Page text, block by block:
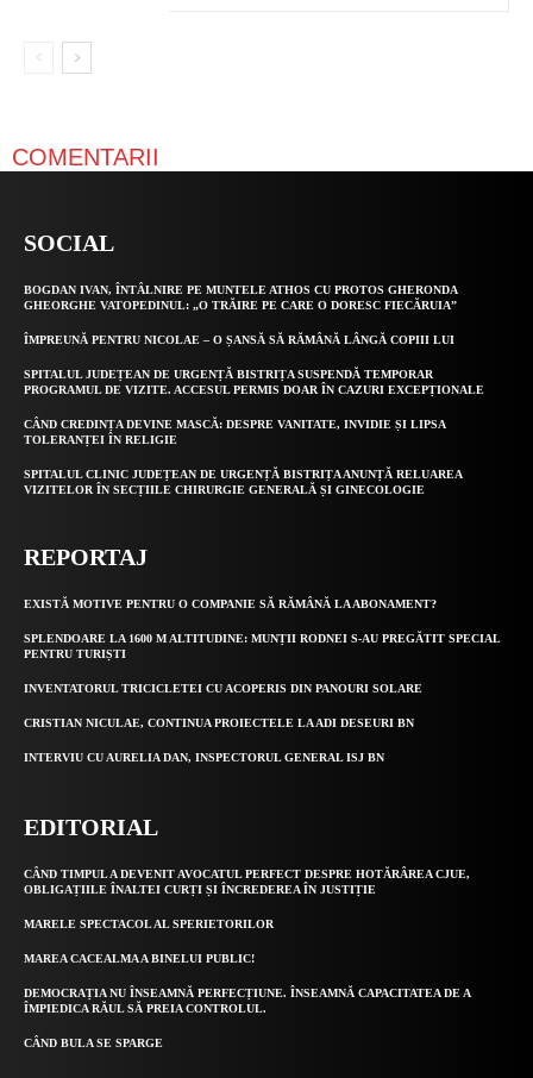
COMENTARII
SOCIAL
BOGDAN IVAN, ÎNTÂLNIRE PE MUNTELE ATHOS CU PROTOS GHERONDA
GHEORGHE VATOPEDINUL: „O TRĂIRE PE CARE O DORESC FIECĂRUIA”
ÎMPREUNĂ PENTRU NICOLAE – O ȘANSĂ SĂ RĂMÂNĂ LÂNGĂ COPIII LUI
SPITALUL JUDEȚEAN DE URGENȚĂ BISTRIȚA SUSPENDĂ TEMPORAR
PROGRAMUL DE VIZITE. ACCESUL PERMIS DOAR ÎN CAZURI EXCEPȚIONALE
CÂND CREDINȚA DEVINE MASCĂ: DESPRE VANITATE, INVIDIE ȘI LIPSA
TOLERANȚEI ÎN RELIGIE
SPITALUL CLINIC JUDEȚEAN DE URGENȚĂ BISTRIȚA ANUNȚĂ RELUAREA
VIZITELOR ÎN SECȚIILE CHIRURGIE GENERALĂ ȘI GINECOLOGIE
REPORTAJ
EXISTĂ MOTIVE PENTRU O COMPANIE SĂ RĂMÂNĂ LA ABONAMENT?
SPLENDOARE LA 1600 M ALTITUDINE: MUNȚII RODNEI S-AU PREGĂTIT SPECIAL
PENTRU TURIȘTI
INVENTATORUL TRICICLETEI CU ACOPERIS DIN PANOURI SOLARE
CRISTIAN NICULAE, CONTINUA PROIECTELE LA ADI DESEURI BN
INTERVIU CU AURELIA DAN, INSPECTORUL GENERAL ISJ BN
EDITORIAL
CÂND TIMPUL A DEVENIT AVOCATUL PERFECT DESPRE HOTĂRÂREA CJUE,
OBLIGAȚIILE ÎNALTEI CURȚI ȘI ÎNCREDEREA ÎN JUSTIȚIE
MARELE SPECTACOL AL SPERIETORILOR
MAREA CACEALMA A BINELUI PUBLIC!
DEMOCRAȚIA NU ÎNSEAMNĂ PERFECȚIUNE. ÎNSEAMNĂ CAPACITATEA DE A
ÎMPIEDICA RĂUL SĂ PREIA CONTROLUL.
CÂND BULA SE SPARGE